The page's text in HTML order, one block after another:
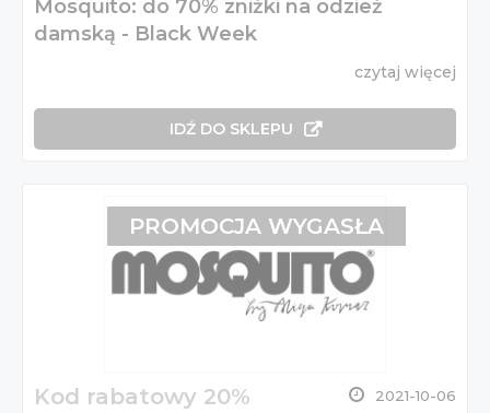
Mosquito: do 70% zniżki na odzież
damską - Black Week
czytaj więcej
IDŹ DO SKLEPU
Kod rabatowy 20% 2021-10-06
PROMOCJA WYGASŁA